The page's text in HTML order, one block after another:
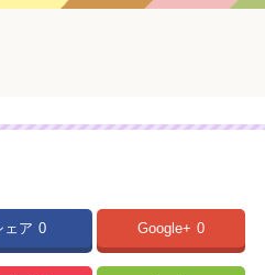
ェア 0 Google+ 0